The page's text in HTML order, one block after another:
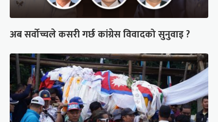
अब सर्वोच्चले कसरी गर्छ कांग्रेस विवादको सुनुवाइ ?